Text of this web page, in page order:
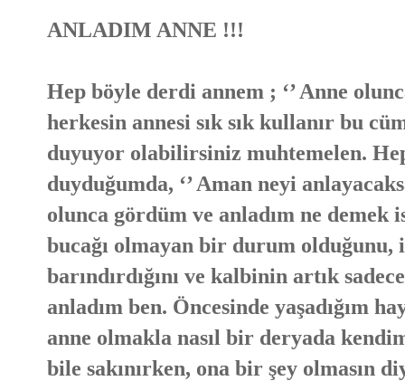
ANLADIM ANNE !!!
Hep böyle derdi annem ; ‘’ Anne
herkesin annesi sık sık kullanır bu
duyuyor olabilirsiniz muhtemelen.
duyduğumda, ‘’ Aman neyi
olunca gördüm ve anladım ne demek
bucağı olmayan bir durum
barındırdığını ve kalbinin artık
anladım ben. Öncesinde yaşadığım
anne olmakla nasıl bir deryada
bile sakınırken, ona bir şey olmasın